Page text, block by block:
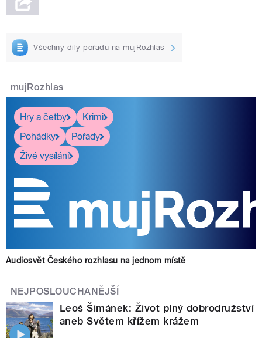
Všechny díly pořadu na mujRozhlas
mujRozhlas
Hry a četby
Krimi
Pohádky
Pořady
Živé vysílání
Audiosvět Českého rozhlasu na jednom místě
NEJPOSLOUCHANĚJŠÍ
Leoš Šimánek: Život plný dobrodružství
aneb Světem křížem krážem